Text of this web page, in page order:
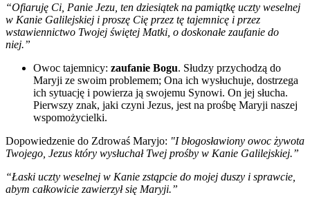
“Ofiaruję Ci, Panie Jezu, ten dziesiątek na pamiątkę uczty weselnej
w Kanie Galilejskiej i proszę Cię przez tę tajemnicę i przez
wstawiennictwo Twojej świętej Matki, o doskonałe zaufanie do
niej.”
Owoc tajemnicy: zaufanie Bogu. Słudzy przychodzą do
Maryji ze swoim problemem; Ona ich wysłuchuje, dostrzega
ich sytuację i powierza ją swojemu Synowi. On jej słucha.
Pierwszy znak, jaki czyni Jezus, jest na prośbę Maryji naszej
wspomożycielki.
Dopowiedzenie do Zdrowaś Maryjo: "I błogosławiony owoc żywota
Twojego, Jezus który wysłuchał Twej prośby w Kanie Galilejskiej.”
“Łaski uczty weselnej w Kanie zstąpcie do mojej duszy i sprawcie,
abym całkowicie zawierzył się Maryji.”